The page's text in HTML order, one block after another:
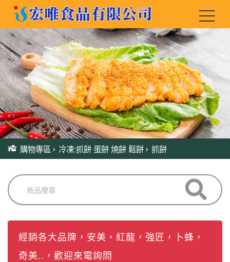
購物專區 冷凍:抓餅 蛋餅 燒餅 鬆餅 抓餅
經銷各大品牌，安美，紅龍，強匠，卜蜂，
奇美..，歡迎來電詢問